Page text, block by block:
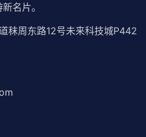
名片。
秣周东路12号未来科技城P442